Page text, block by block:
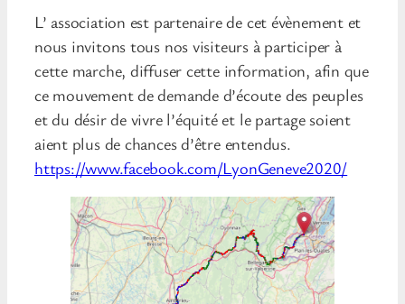
L’ association est partenaire de cet évènement et
nous invitons tous nos visiteurs à participer à
cette marche, diffuser cette information, afin que
ce mouvement de demande d’écoute des peuples
et du désir de vivre l’équité et le partage soient
aient plus de chances d’être entendus.
https://www.facebook.com/LyonGeneve2020/